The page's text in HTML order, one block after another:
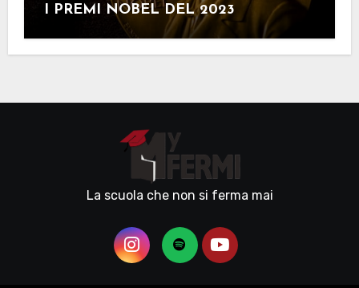
I PREMI NOBEL DEL 2023
La scuola che non si ferma mai